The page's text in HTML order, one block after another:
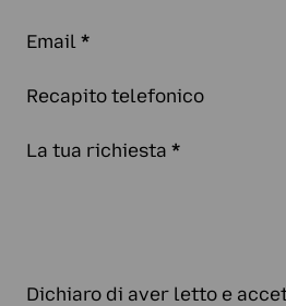
Email *
Recapito telefonico
La tua richiesta *
Dichiaro di aver letto e